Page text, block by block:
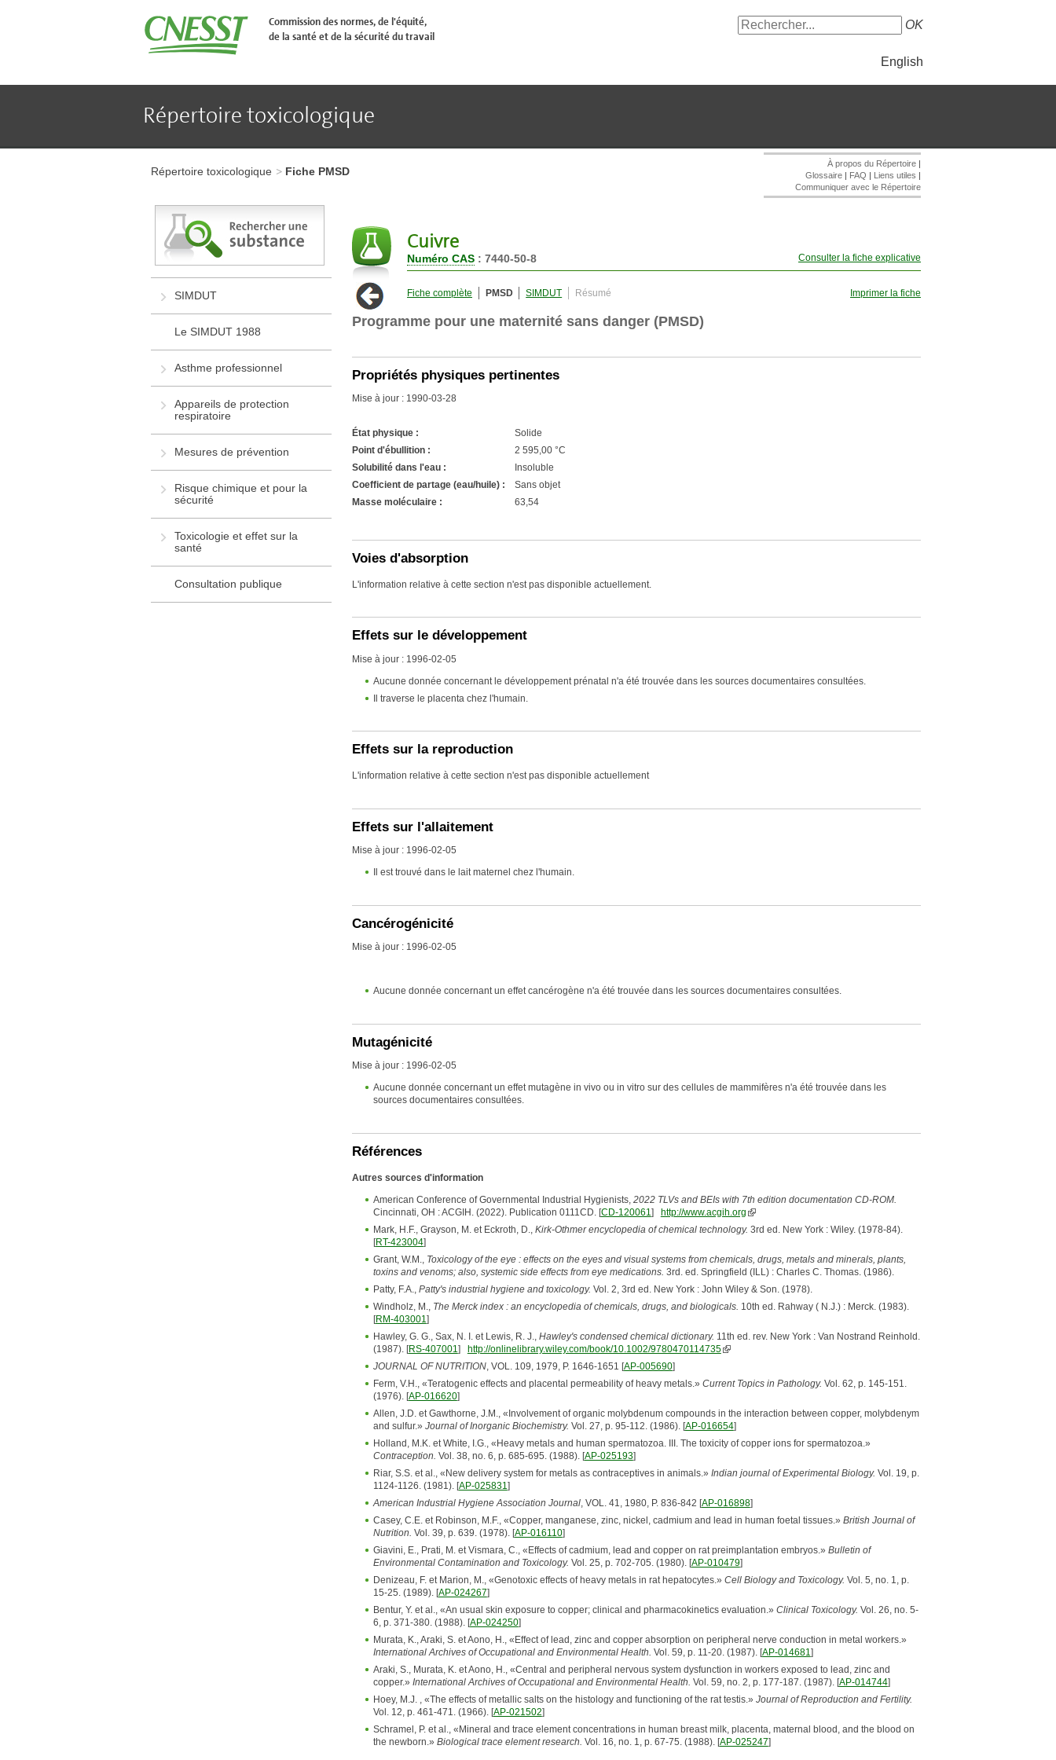
au
Commission des normes, de l'équité,
de la santé et de la sécurité du travail
OK
English
Répertoire toxicologique
à
l'en-
de
page
Aller
au
Aller
au
pied
Répertoire toxicologique Fiche PMSD
À propos du Répertoire |
Glossaire | FAQ | Liens utiles |
Communiquer avec le Répertoire
SIMDUT
Le SIMDUT 1988
Asthme professionnel
Appareils de protection
respiratoire
Mesures de prévention
Risque chimique et pour la
sécurité
Toxicologie et effet sur la
santé
Consultation publique
Cuivre
Numéro CAS : 7440-50-8 Consulter la fiche explicative
Fiche complète PMSD SIMDUT Résumé Imprimer la fiche
Programme pour une maternité sans danger (PMSD)
Propriétés physiques pertinentes
Mise à jour : 1990-03-28
État physique :
Solide
Point d'ébullition :
2 595,00 °C
Solubilité dans l'eau :
Insoluble
Coefficient de partage (eau/huile) :
Sans objet
Masse moléculaire :
63,54
Voies d'absorption
L'information relative à cette section n'est pas disponible actuellement.
Effets sur le développement
Mise à jour : 1996-02-05
Aucune donnée concernant le développement prénatal n'a été trouvée dans les sources documentaires consultées.
Il traverse le placenta chez l'humain.
Effets sur la reproduction
L'information relative à cette section n'est pas disponible actuellement
Effets sur l'allaitement
Mise à jour : 1996-02-05
Il est trouvé dans le lait maternel chez l'humain.
Cancérogénicité
Mise à jour : 1996-02-05
Aucune donnée concernant un effet cancérogène n'a été trouvée dans les sources documentaires consultées.
Mutagénicité
Mise à jour : 1996-02-05
Aucune donnée concernant un effet mutagène in vivo ou in vitro sur des cellules de mammifères n'a été trouvée dans les
sources documentaires consultées.
Références
Autres sources d'information
American Conference of Governmental Industrial Hygienists, 2022 TLVs and BEIs with 7th edition documentation CD-ROM.
Cincinnati, OH : ACGIH. (2022). Publication 0111CD. [CD-120061 ] http://www.acgih.org
Mark, H.F., Grayson, M. et Eckroth, D., Kirk-Othmer encyclopedia of chemical technology. 3rd ed. New York : Wiley. (1978-84).
[RT-423004]
Grant, W.M., Toxicology of the eye : effects on the eyes and visual systems from chemicals, drugs, metals and minerals, plants,
toxins and venoms; also, systemic side effects from eye medications. 3rd. ed. Springfield (ILL) : Charles C. Thomas. (1986).
Patty, F.A., Patty's industrial hygiene and toxicology. Vol. 2, 3rd ed. New York : John Wiley & Son. (1978).
Windholz, M., The Merck index : an encyclopedia of chemicals, drugs, and biologicals. 10th ed. Rahway ( N.J.) : Merck. (1983).
[RM-403001 ]
Hawley, G. G., Sax, N. I. et Lewis, R. J., Hawley's condensed chemical dictionary. 11th ed. rev. New York : Van Nostrand Reinhold.
(1987). [RS-407001 ] http://onlinelibrary.wiley.com/book/10.1002/9780470114735
JOURNAL OF NUTRITION, VOL. 109, 1979, P. 1646-1651 [AP-005690]
Ferm, V.H., «Teratogenic effects and placental permeability of heavy metals.» Current Topics in Pathology. Vol. 62, p. 145-151.
(1976). [AP-016620]
Allen, J.D. et Gawthorne, J.M., «Involvement of organic molybdenum compounds in the interaction between copper, molybdenym
and sulfur.» Journal of Inorganic Biochemistry. Vol. 27, p. 95-112. (1986). [AP-016654]
Holland, M.K. et White, I.G., «Heavy metals and human spermatozoa. III. The toxicity of copper ions for spermatozoa.»
Contraception. Vol. 38, no. 6, p. 685-695. (1988). [AP-025193]
Riar, S.S. et al., «New delivery system for metals as contraceptives in animals.» Indian journal of Experimental Biology. Vol. 19, p.
1124-1126. (1981). [AP-025831 ]
American Industrial Hygiene Association Journal, VOL. 41, 1980, P. 836-842 [AP-016898]
Casey, C.E. et Robinson, M.F., «Copper, manganese, zinc, nickel, cadmium and lead in human foetal tissues.» British Journal of
Nutrition. Vol. 39, p. 639. (1978). [AP-016110]
Giavini, E., Prati, M. et Vismara, C., «Effects of cadmium, lead and copper on rat preimplantation embryos.» Bulletin of
Environmental Contamination and Toxicology. Vol. 25, p. 702-705. (1980). [AP-010479]
Denizeau, F. et Marion, M., «Genotoxic effects of heavy metals in rat hepatocytes.» Cell Biology and Toxicology. Vol. 5, no. 1, p.
15-25. (1989). [AP-024267]
Bentur, Y. et al., «An usual skin exposure to copper; clinical and pharmacokinetics evaluation.» Clinical Toxicology. Vol. 26, no. 5-
6, p. 371-380. (1988). [AP-024250]
Murata, K., Araki, S. et Aono, H., «Effect of lead, zinc and copper absorption on peripheral nerve conduction in metal workers.»
International Archives of Occupational and Environmental Health. Vol. 59, p. 11-20. (1987). [AP-014681 ]
Araki, S., Murata, K. et Aono, H., «Central and peripheral nervous system dysfunction in workers exposed to lead, zinc and
copper.» International Archives of Occupational and Environmental Health. Vol. 59, no. 2, p. 177-187. (1987). [AP-014744]
Hoey, M.J. , «The effects of metallic salts on the histology and functioning of the rat testis.» Journal of Reproduction and Fertility.
Vol. 12, p. 461-471. (1966). [AP-021502]
Schramel, P. et al., «Mineral and trace element concentrations in human breast milk, placenta, maternal blood, and the blood on
the newborn.» Biological trace element research. Vol. 16, no. 1, p. 67-75. (1988). [AP-025247]